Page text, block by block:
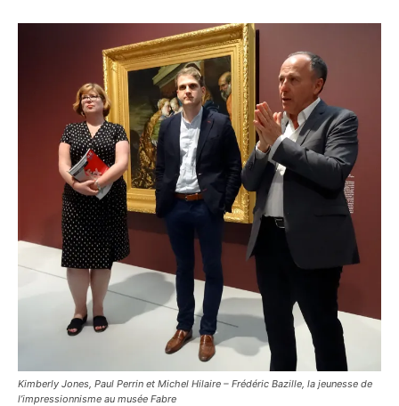
Kimberly Jones, Paul Perrin et Michel Hilaire – Frédéric Bazille, la jeunesse de
l’impressionnisme au musée Fabre